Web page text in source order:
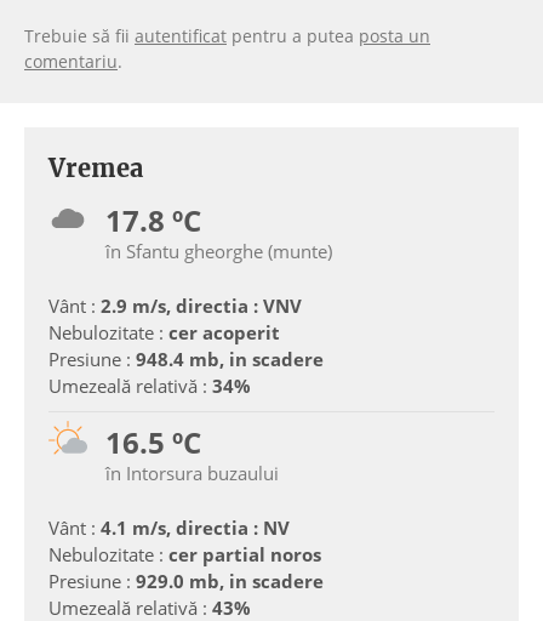
Trebuie să fii autentificat pentru a putea posta un
comentariu.
Vremea
17.8 ºC
în Sfantu gheorghe (munte)
Vânt : 2.9 m/s, directia : VNV
Nebulozitate : cer acoperit
Presiune : 948.4 mb, in scadere
Umezeală relativă : 34%
16.5 ºC
în Intorsura buzaului
Vânt : 4.1 m/s, directia : NV
Nebulozitate : cer partial noros
Presiune : 929.0 mb, in scadere
Umezeală relativă : 43%